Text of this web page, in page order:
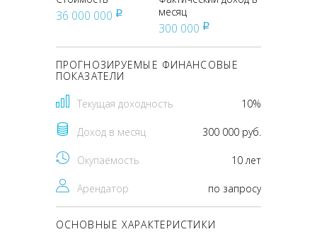
36 000 000 pуб
месяц
300 000 pуб
ПРОГНОЗИРУЕМЫЕ ФИНАНСОВЫЕ
ПОКАЗАТЕЛИ
Текущая доходность 10%
Доход в месяц 300 000 руб.
Окупаемость 10 лет
Арендатор по запросу
ОСНОВНЫЕ ХАРАКТЕРИСТИКИ